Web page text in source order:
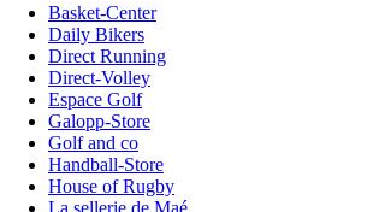
Basket-Center
Daily Bikers
Direct Running
Direct-Volley
Espace Golf
Galopp-Store
Golf and co
Handball-Store
House of Rugby
La sellerie de Maé